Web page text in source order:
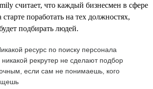
считает, что каждый бизнесмен в сфере
поработать на тех должностях,
подбирать людей.
ресурс по поиску персонала
никакой рекрутер не сделают подбор
если сам не понимаешь, кого